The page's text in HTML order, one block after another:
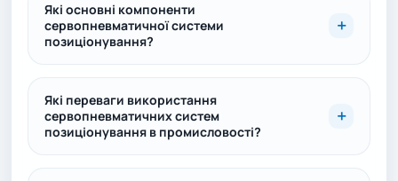
Які основні компоненти
сервопневматичної системи
позиціонування?
Які переваги використання
сервопневматичних систем
позиціонування в промисловості?